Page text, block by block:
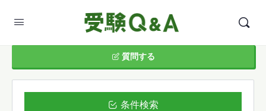
質問する
条件検索